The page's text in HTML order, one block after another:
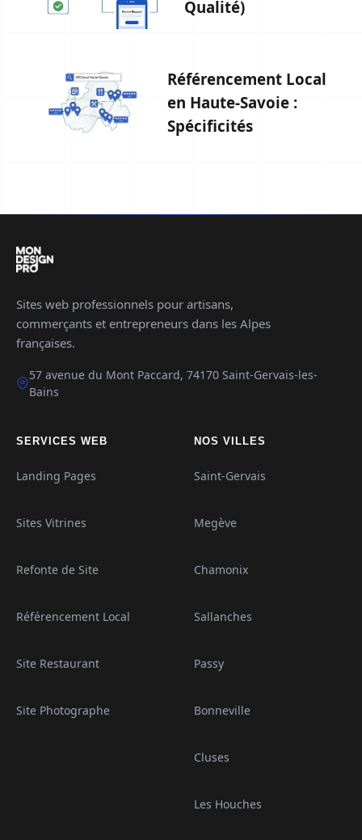
Qualité)
Référencement Local
en Haute-Savoie :
Spécificités
Sites web professionnels pour artisans,
commerçants et entrepreneurs dans les Alpes
françaises.
57 avenue du Mont Paccard, 74170 Saint-Gervais-les-
Bains
SERVICES WEB
Landing Pages
Sites Vitrines
Refonte de Site
Référencement Local
Site Restaurant
Site Photographe
NOS VILLES
Saint-Gervais
Megève
Chamonix
Sallanches
Passy
Bonneville
Cluses
Les Houches